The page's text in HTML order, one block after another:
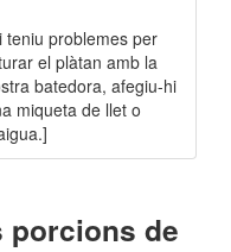
teniu problemes per
el plàtan amb la
batedora, afegiu-hi
miqueta de llet o
porcions de